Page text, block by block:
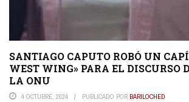
SANTIAGO CAPUTO ROBÓ UN
WEST WING» PARA EL DISCURSO
LA ONU
4 OCTUBRE, 2024 PUBLICADO POR BARILOCHED